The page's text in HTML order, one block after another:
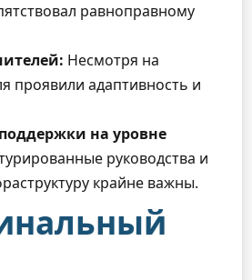
равноправному
Несмотря на
проявили адаптивность и
на уровне
руководства и
крайне важны.